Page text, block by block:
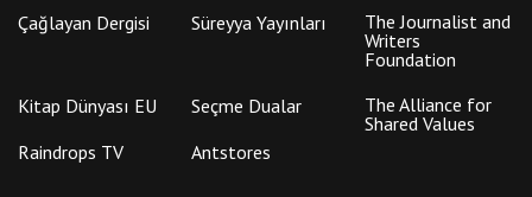
Çağlayan Dergisi
Süreyya Yayınları
The Journalist and
Writers
Foundation
Kitap Dünyası EU
Seçme Dualar
The Alliance for
Shared Values
Raindrops TV
Antstores